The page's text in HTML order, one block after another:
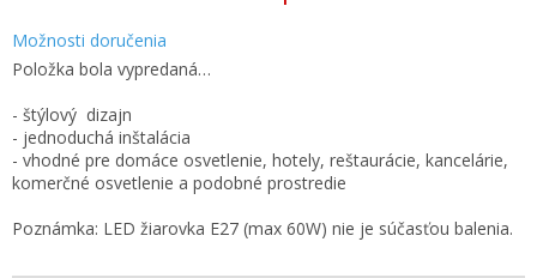
Možnosti doručenia
Položka bola vypredaná…
- štýlový dizajn
- jednoduchá inštalácia
- vhodné pre domáce osvetlenie, hotely, reštaurácie, kancelárie,
komerčné osvetlenie a podobné prostredie
Poznámka: LED žiarovka E27 (max 60W) nie je súčasťou balenia.